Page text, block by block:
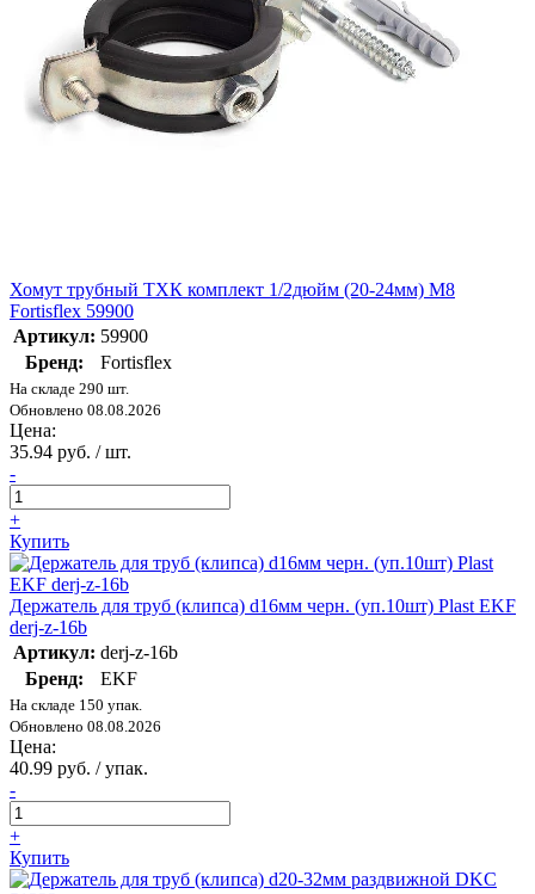
Хомут трубный ТХК комплект 1/2дюйм (20-24мм) M8
Fortisflex 59900
Артикул: 59900
Бренд:
Fortisflex
На складе 290 шт.
Обновлено 08.08.2026
Цена:
35.94 руб. / шт.
-
+
Купить
Держатель для труб (клипса) d16мм черн. (уп.10шт) Plast EKF
derj-z-16b
Артикул: derj-z-16b
Бренд:
EKF
На складе 150 упак.
Обновлено 08.08.2026
Цена:
40.99 руб. / упак.
-
+
Купить